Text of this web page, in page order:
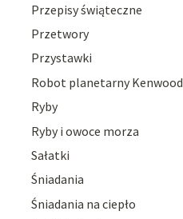
Przepisy świąteczne
Przetwory
Przystawki
Robot planetarny Kenwood
Ryby
Ryby i owoce morza
Sałatki
Śniadania
Śniadania na ciepło